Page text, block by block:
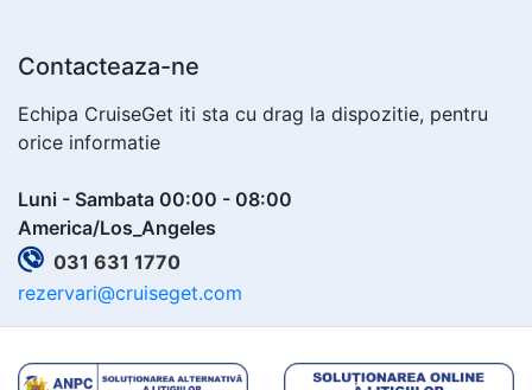
Contacteaza-ne
Echipa CruiseGet iti sta cu drag la dispozitie, pentru
orice informatie
Luni - Sambata 00:00 - 08:00
America/Los_Angeles
031 631 1770
rezervari@cruiseget.com